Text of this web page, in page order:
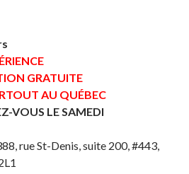
GRATUITE
AU QUÉBEC
VOUS LE SAMEDI
rue St-Denis, suite 200, #443,